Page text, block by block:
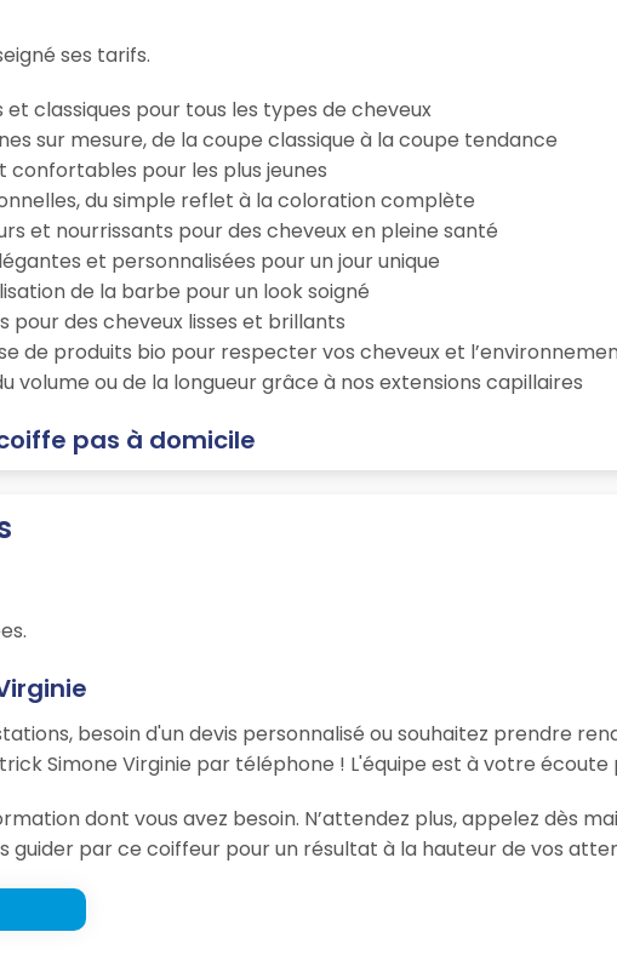
ses tarifs.
classiques pour tous les types de cheveux
sur mesure, de la coupe classique à la coupe tendance
pour les plus jeunes
du simple reflet à la coloration complète
et nourrissants pour des cheveux en pleine santé
et personnalisées pour un jour unique
de la barbe pour un look soigné
pour des cheveux lisses et brillants
de produits bio pour respecter vos cheveux et
volume ou de la longueur grâce à nos extensions capillaires
pas à domicile
besoin d'un devis personnalisé ou souhaitez prendre
Simone Virginie par téléphone ! L'équipe est à votre
dont vous avez besoin. N’attendez plus, appelez dès
guider par ce coiffeur pour un résultat à la hauteur de vos